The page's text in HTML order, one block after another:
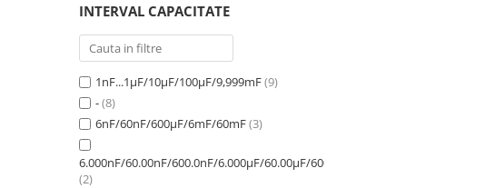
INTERVAL CAPACITATE
1nF...1µF/10µF/100µF/9,999mF(9)
-(8)
6nF/60nF/600µF/6mF/60mF(3)
6.000nF/60.00nF/600.0nF/6.000μF/60.00μF/600.0μF/6.000mF/60.00mF/100.0mF
(2)